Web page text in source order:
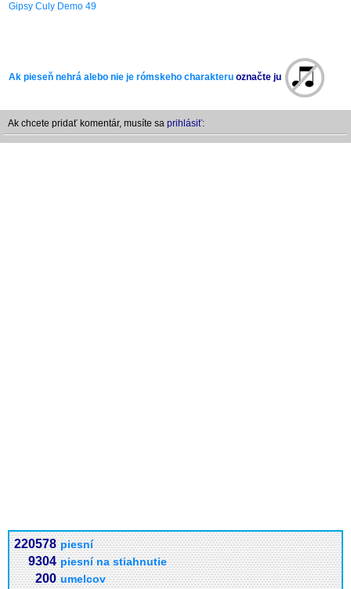
Gipsy Culy Demo 49
Ak pieseň nehrá alebo nie je rómskeho charakteru označte ju
Ak chcete pridať komentár, musíte sa prihlásiť:
220578 piesní
9304 piesní na stiahnutie
200 umelcov